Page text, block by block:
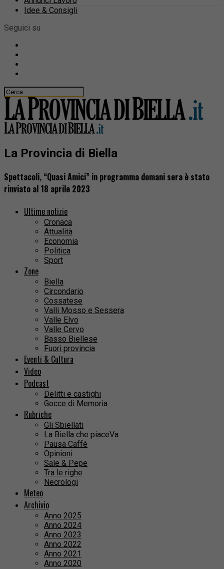
Idee & Consigli
Seguici su
La Provincia di Biella
Spettacoli, “Quasi Amici” in programma domani sera è stato
rinviato al 18 aprile 2023
Ultime notizie
Cronaca
Attualità
Economia
Politica
Sport
Zone
Biella
Circondario
Cossatese
Valli Mosso e Sessera
Valle Elvo
Valle Cervo
Basso Biellese
Fuori provincia
Eventi & Cultura
Video
Podcast
Delitti e castighi
Gocce di Memoria
Rubriche
Gli Sbiellati
La Biella che piaceVa
Pausa Caffè
Opinioni
Sale & Pepe
Tra le righe
Necrologi
Meteo
Archivio
Anno 2025
Anno 2024
Anno 2023
Anno 2022
Anno 2021
Anno 2020